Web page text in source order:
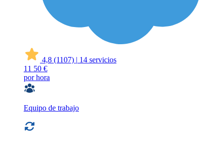
4,8 (1107) | 14 servicios
11 50 €
por hora
Equipo de trabajo